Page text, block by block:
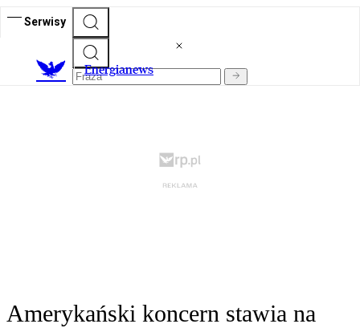
Serwisy
Energianews
Amerykański koncern stawia na